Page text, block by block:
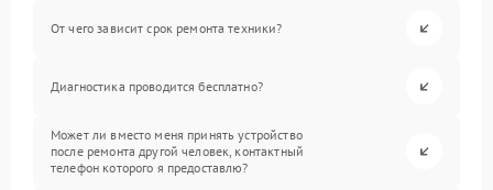
От чего зависит срок ремонта техники?
Диагностика проводится бесплатно?
Может ли вместо меня принять устройство
после ремонта другой человек, контактный
телефон которого я предоставлю?